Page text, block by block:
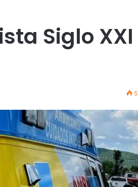
Siglo